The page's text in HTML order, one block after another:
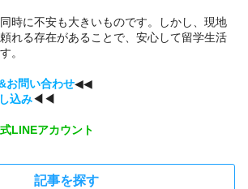
時に不安も大きいものです。しかし、現地
れる存在があることで、安心して留学生活
。
お問い合わせ◀︎◀︎
込み◀︎◀︎
LINEアカウント
記事を探す